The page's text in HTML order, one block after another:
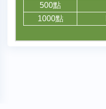
500點
1000點